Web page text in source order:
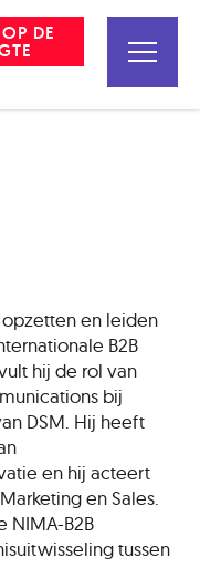
DE
en leiden
B2B
hij de rol van
bij
DSM. Hij heeft
en hij acteert
en Sales.
NIMA-B2B
tussen